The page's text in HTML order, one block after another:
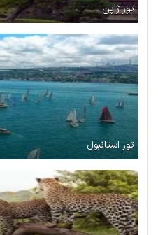
تور ژاپن
تور استانبول